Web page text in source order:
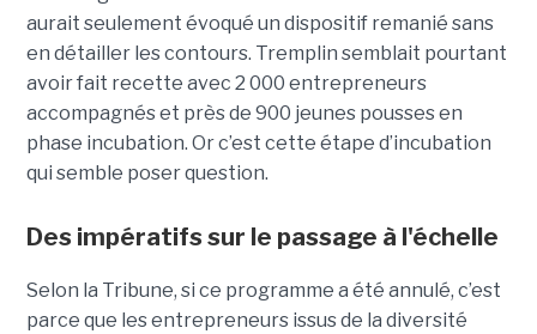
aurait seulement évoqué un dispositif remanié sans
en détailler les contours. Tremplin semblait pourtant
avoir fait recette avec 2 000 entrepreneurs
accompagnés et près de 900 jeunes pousses en
phase incubation. Or c’est cette étape d’incubation
qui semble poser question.
Des impératifs sur le passage à l'échelle
Selon la Tribune, si ce programme a été annulé, c’est
parce que les entre­pre­neurs issus de la diver­sité